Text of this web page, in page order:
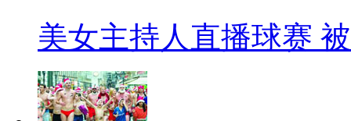
美女主持人直播球赛